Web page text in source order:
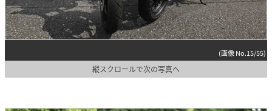
(画像 No.15/55)
縦スクロールで次の写真へ